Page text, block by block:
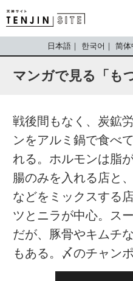
TENJIN SITE
日本語 한국어 简体
マンガで見る「も
戦後間もなく、炭鉱
ンをアルミ鍋で食べ
れる。ホルモンは脂
腸のみを入れる店と
などをミックスする
ツとニラが中心。ス
だが、豚骨やキムチ
もある。〆のチャン